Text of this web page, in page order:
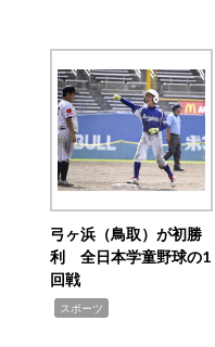
弓ヶ浜（鳥取）が初勝
利 全日本学童野球の1
回戦
スポーツ